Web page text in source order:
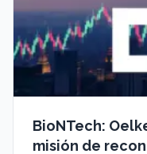
BioNTech:
misión de